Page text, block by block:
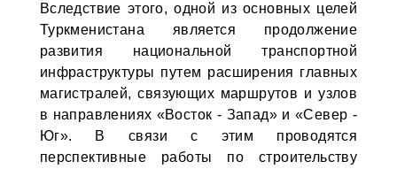
Вследствие этого, одной из основных целей
Туркменистана является продолжение
развития национальной транспортной
инфраструктуры путем расширения главных
магистралей, связующих маршрутов и узлов
в направлениях «Восток - Запад» и «Север -
Юг». В связи с этим проводятся
перспективные работы по строительству